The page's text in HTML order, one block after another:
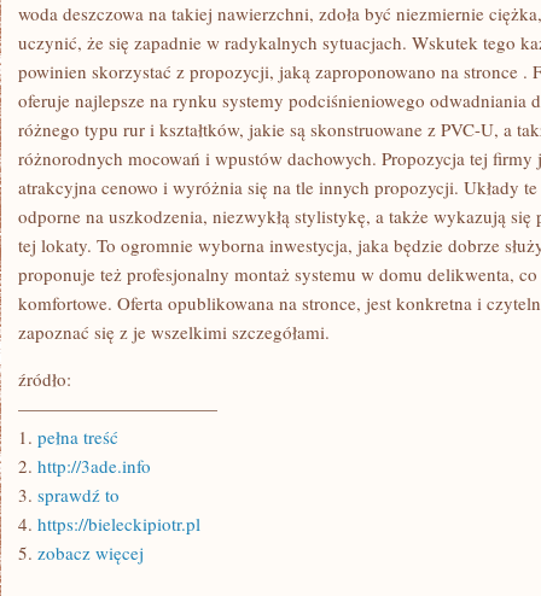
woda deszczowa na takiej nawierzchni, zdoła być niezmiernie
uczynić, że się zapadnie w radykalnych sytuacjach. Wskutek tego
powinien skorzystać z propozycji, jaką zaproponowano na stronce .
oferuje najlepsze na rynku systemy podciśnieniowego odwadniania
różnego typu rur i kształtków, jakie są skonstruowane z PVC-U, a
różnorodnych mocowań i wpustów dachowych. Propozycja tej firmy
atrakcyjna cenowo i wyróżnia się na tle innych propozycji. Układy
odporne na uszkodzenia, niezwykłą stylistykę, a także wykazują
tej lokaty. To ogromnie wyborna inwestycja, jaka będzie dobrze
proponuje też profesjonalny montaż systemu w domu delikwenta,
komfortowe. Oferta opublikowana na stronce, jest konkretna i
zapoznać się z je wszelkimi szczegółami.
źródło:
———————————
1. pełna treść
2. http://3ade.info
3. sprawdź to
4. https://bieleckipiotr.pl
5. zobacz więcej